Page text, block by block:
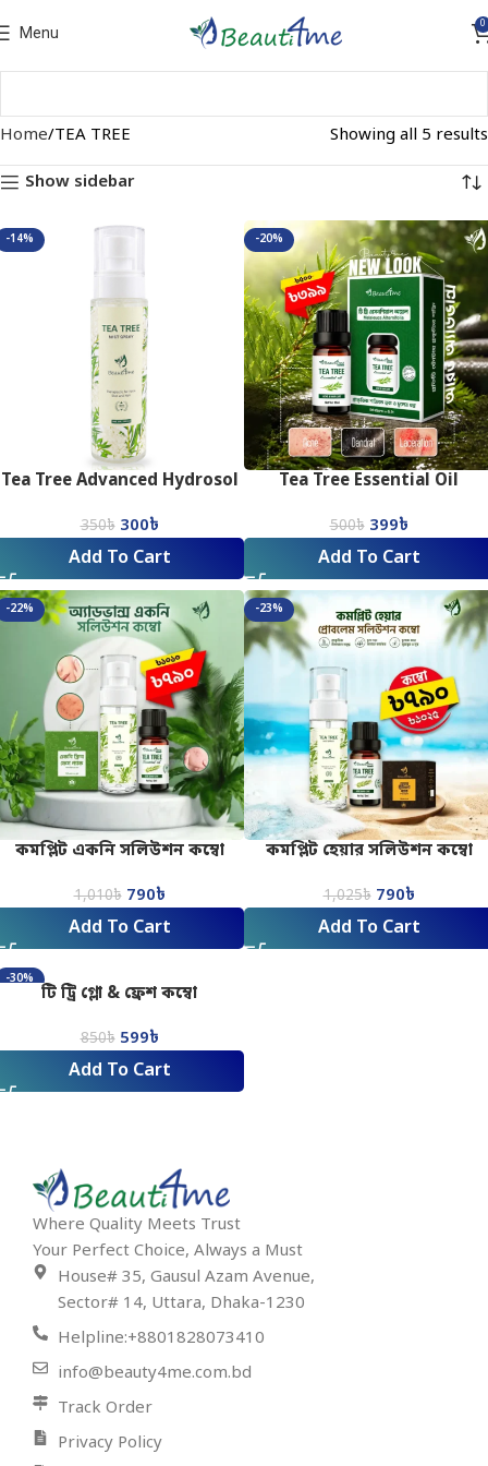
Menu 0
Home TEA TREE Showing all 5 results
Show sidebar
-14%
Tea Tree Advanced Hydrosol
350৳ 300৳
Add To Cart
-20%
Tea Tree Essential Oil
500৳ 399৳
Add To Cart
-22%
কমপ্লিট একনি সলিউশন কম্বো
1,010৳ 790৳
Add To Cart
-23%
কমপ্লিট হেয়ার সলিউশন কম্বো
1,025৳ 790৳
Add To Cart
-30%
টি ট্রি গ্লো & ফ্রেশ কম্বো
850৳ 599৳
Add To Cart
Where Quality Meets Trust
Your Perfect Choice, Always a Must
House# 35, Gausul Azam Avenue,
Sector# 14, Uttara, Dhaka-1230
Helpline:+8801828073410
info@beauty4me.com.bd
Track Order
Privacy Policy